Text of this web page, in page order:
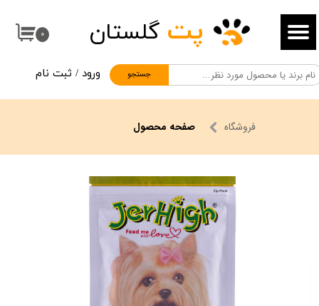
۰
جستجو
پت گلستان
ورود / ثبت نام
حساب کاربری من
تغییر گذر واژه
سفارشات
خروج از حساب کاربری
فروشگاه صفحه محصول